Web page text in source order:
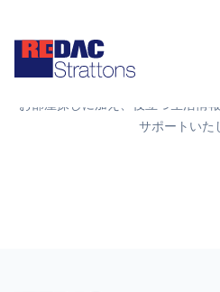
快適な英国生活
お部屋探しに加え、役立つ生活情
サポートいた